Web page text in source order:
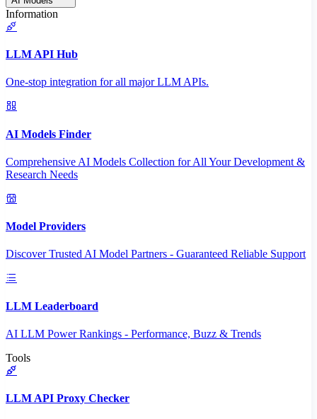
Information
LLM API Hub
One-stop integration for all major LLM APIs.
AI Models Finder
Comprehensive AI Models Collection for All Your Development &
Research Needs
Model Providers
Discover Trusted AI Model Partners - Guaranteed Reliable Support
LLM Leaderboard
AI LLM Power Rankings - Performance, Buzz & Trends
Tools
LLM API Proxy Checker